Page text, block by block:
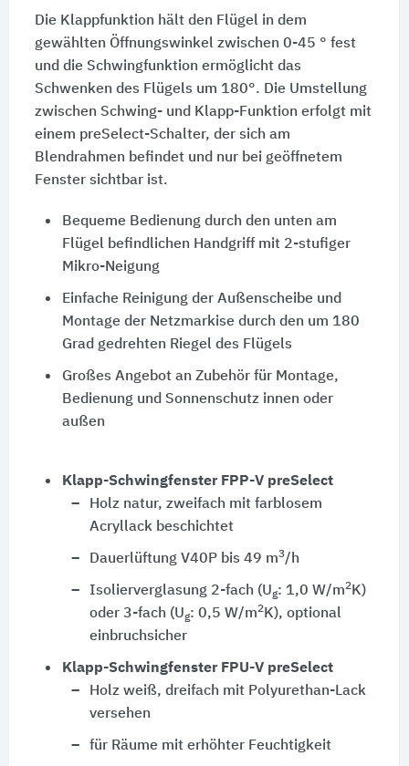
Die Klappfunktion hält den Flügel in dem
gewählten Öffnungswinkel zwischen 0-45 ° fest
und die Schwingfunktion ermöglicht das
Schwenken des Flügels um 180°. Die Umstellung
zwischen Schwing- und Klapp-Funktion erfolgt mit
einem preSelect-Schalter, der sich am
Blendrahmen befindet und nur bei geöffnetem
Fenster sichtbar ist.
Bequeme Bedienung durch den unten am
Flügel befindlichen Handgriff mit 2-stufiger
Mikro-Neigung
Einfache Reinigung der Außenscheibe und
Montage der Netzmarkise durch den um 180
Grad gedrehten Riegel des Flügels
Großes Angebot an Zubehör für Montage,
Bedienung und Sonnenschutz innen oder
außen
Klapp-Schwingfenster FPP-V preSelect
Holz natur, zweifach mit farblosem
Acryllack beschichtet
Dauerlüftung V40P bis 49 m3/h
Isolierverglasung 2-fach (Ug: 1,0 W/m2K)
oder 3-fach (Ug: 0,5 W/m2K), optional
einbruchsicher
Klapp-Schwingfenster FPU-V preSelect
Holz weiß, dreifach mit Polyurethan-Lack
versehen
für Räume mit erhöhter Feuchtigkeit